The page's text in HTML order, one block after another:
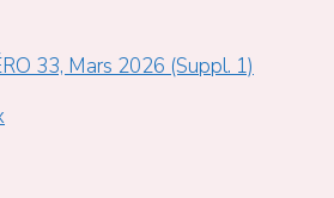
33, Mars 2026 (Suppl. 1)